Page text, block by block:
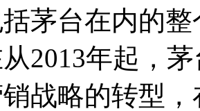
茅台在内的
2013年起，
战略的转型